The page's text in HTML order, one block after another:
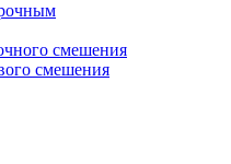
смешения
смешения